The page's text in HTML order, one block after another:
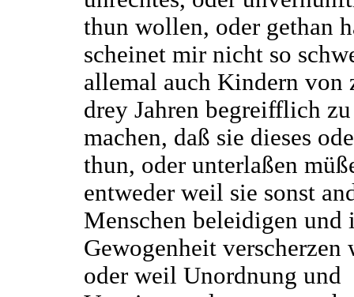
thun wollen, oder gethan
scheinet mir nicht so
allemal auch Kindern von
drey Jahren begreifflich zu
machen, daß sie dieses
thun, oder unterlaßen
entweder weil sie sonst
Menschen beleidigen und
Gewogenheit verscherzen
oder weil Unordnung und